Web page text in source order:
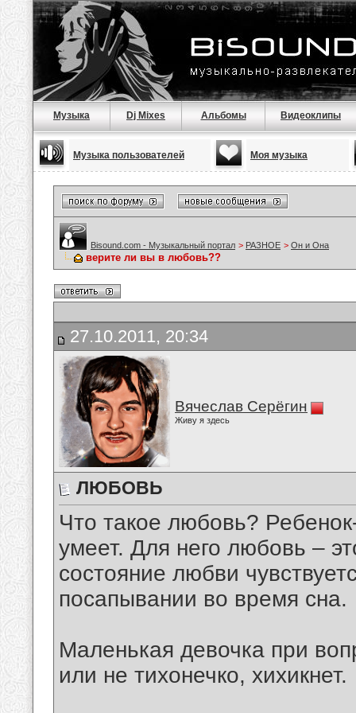
Музыка Dj Mixes Альбомы Видеоклипы
Музыка пользователей Моя музыка
Bisound.com - Музыкальный портал > РАЗНОЕ > Он и Она
верите ли вы в любовь??
27.10.2011, 20:34
Вячеслав Серёгин
Живу я здесь
ЛЮБОВЬ
Что такое любовь?
умеет. Для него любовь –
состояние любви
посапывании во время сна.
Маленькая девочка при
или не тихонечко, хихикнет.